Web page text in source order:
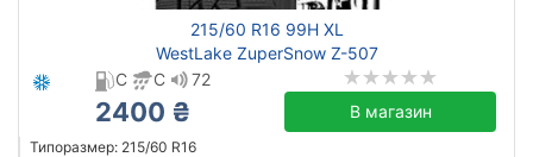
215/60 R16 99H XL
WestLake ZuperSnow Z-507
C
C 72
2400 ₴ В магазин
Типоразмер: 215/60 R16